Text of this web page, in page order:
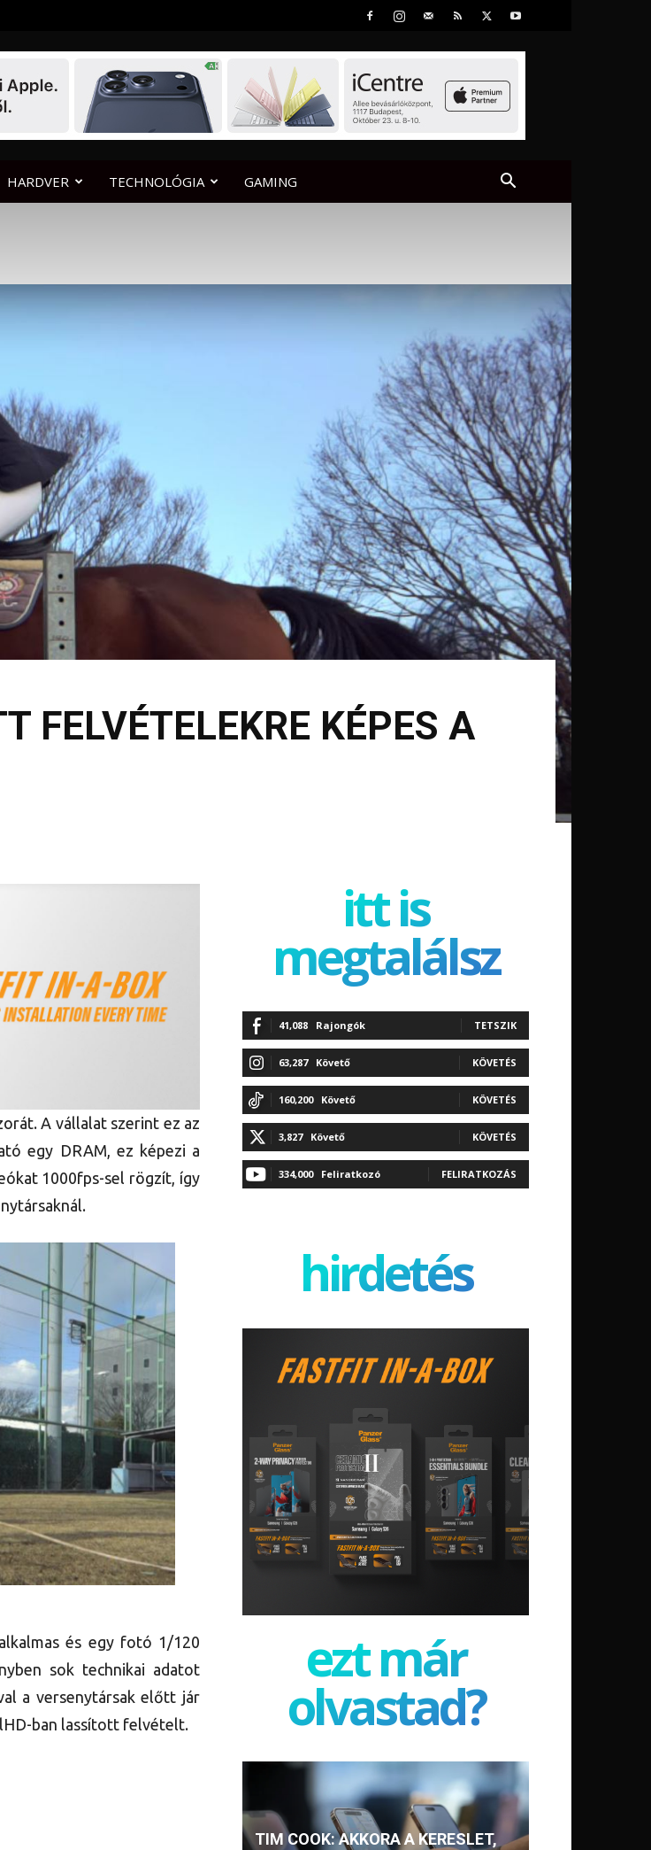
HARDVER TECHNOLÓGIA GAMING
FELVÉTELEKRE KÉPES A
A vállalat szerint ez az
egy DRAM, ez képezi a
1000fps-sel rögzít, így
és egy fotó 1/120
sok technikai adatot
a versenytársak előtt jár
ban lassított felvételt.
itt is
megtalálsz
41,088 Rajongók TETSZIK
63,287 Követő KÖVETÉS
160,200 Követő KÖVETÉS
3,827 Követő KÖVETÉS
334,000 Feliratkozó FELIRATKOZÁS
hirdetés
ezt már
olvastad?
TIM COOK: AKKORA A KERESLET,